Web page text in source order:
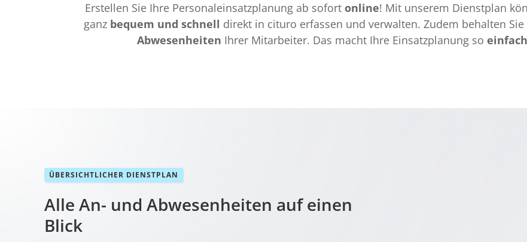
Erstellen Sie Ihre Personaleinsatzplanung ab sofort online! Mit unserem Dienstplan
ganz bequem und schnell direkt in cituro erfassen und verwalten. Zudem behalten Sie
Abwesenheiten Ihrer Mitarbeiter. Das macht Ihre Einsatzplanung so
ÜBERSICHTLICHER DIENSTPLAN
Alle An- und Abwesenheiten auf einen
Blick